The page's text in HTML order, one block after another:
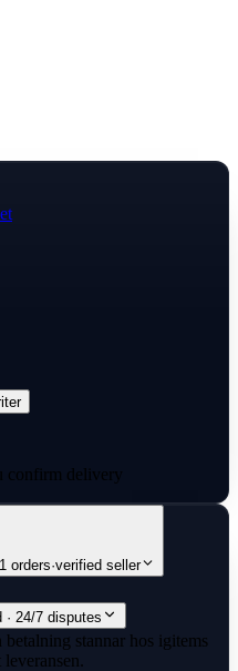
confirm delivery
orders·verified seller
· 24/7 disputes
betalning stannar hos igitems